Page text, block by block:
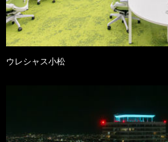
ウレシャス小松